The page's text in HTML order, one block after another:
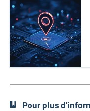
Pour plus